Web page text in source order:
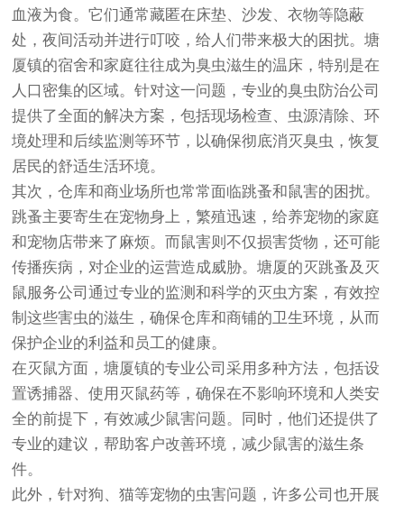
血液为食。它们通常藏匿在床垫、沙发、衣物等隐蔽
处，夜间活动并进行叮咬，给人们带来极大的困扰。塘
厦镇的宿舍和家庭往往成为臭虫滋生的温床，特别是在
人口密集的区域。针对这一问题，专业的臭虫防治公司
提供了全面的解决方案，包括现场检查、虫源清除、环
境处理和后续监测等环节，以确保彻底消灭臭虫，恢复
居民的舒适生活环境。
其次，仓库和商业场所也常常面临跳蚤和鼠害的困扰。
跳蚤主要寄生在宠物身上，繁殖迅速，给养宠物的家庭
和宠物店带来了麻烦。而鼠害则不仅损害货物，还可能
传播疾病，对企业的运营造成威胁。塘厦的灭跳蚤及灭
鼠服务公司通过专业的监测和科学的灭虫方案，有效控
制这些害虫的滋生，确保仓库和商铺的卫生环境，从而
保护企业的利益和员工的健康。
在灭鼠方面，塘厦镇的专业公司采用多种方法，包括设
置诱捕器、使用灭鼠药等，确保在不影响环境和人类安
全的前提下，有效减少鼠害问题。同时，他们还提供了
专业的建议，帮助客户改善环境，减少鼠害的滋生条
件。
此外，针对狗、猫等宠物的虫害问题，许多公司也开展